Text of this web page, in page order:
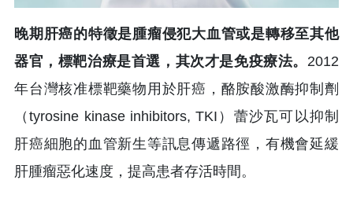
晚期肝癌的特徵是腫瘤侵犯大血管或是轉移至其他
器官，標靶治療是首選，其次才是免疫療法。 2012
年台灣核准標靶藥物用於肝癌，酪胺酸激酶抑制劑
（tyrosine kinase inhibitors, TKI）蕾沙瓦可以抑制
肝癌細胞的血管新生等訊息傳遞路徑，有機會延緩
肝腫瘤惡化速度，提高患者存活時間。